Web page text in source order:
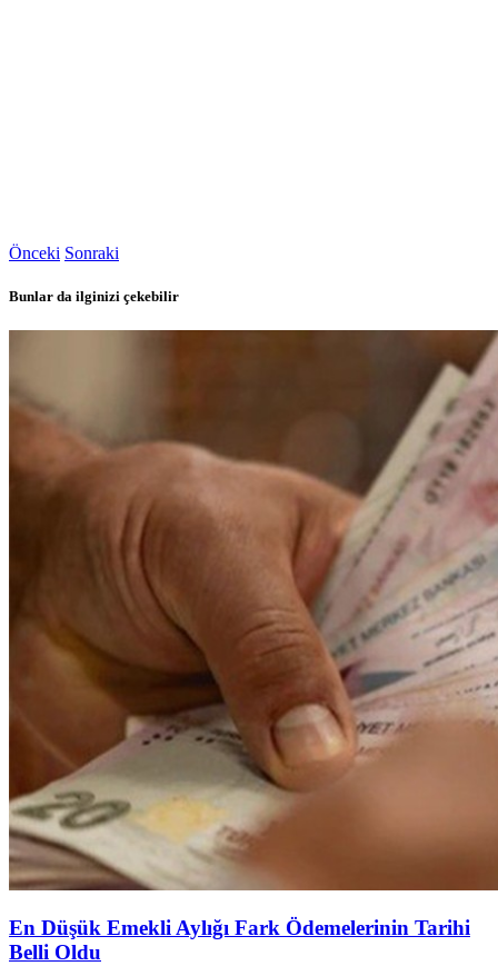
Önceki Sonraki
Bunlar da ilginizi çekebilir
En Düşük Emekli Aylığı Fark Ödemelerinin Tarihi
Belli Oldu